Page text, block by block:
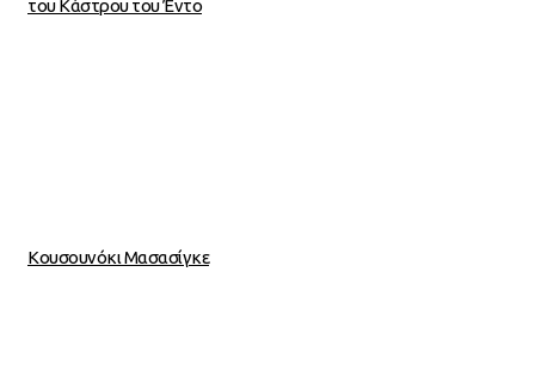
του Κάστρου του Έντο
Κουσουνόκι Μασασίγκε